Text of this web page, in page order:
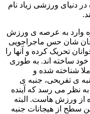
دنیای ورزشی زیاد نام
وارد به عرصه ی ورزش
شان حس ماجراجویی
تحریک کرده و آنها را
خود ساخته اند. به طوری
شناخته شده و
ی تفریحی، جنبه ی
نظر می رسد که آینده
از ورزش هاست. البته
سطح از هیجانات جنبه